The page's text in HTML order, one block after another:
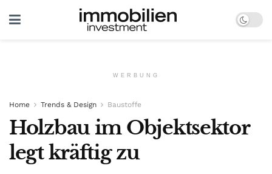
WERBUNG
Home Trends & Design Baustoffe
Holzbau im Objektsektor
legt kräftig zu